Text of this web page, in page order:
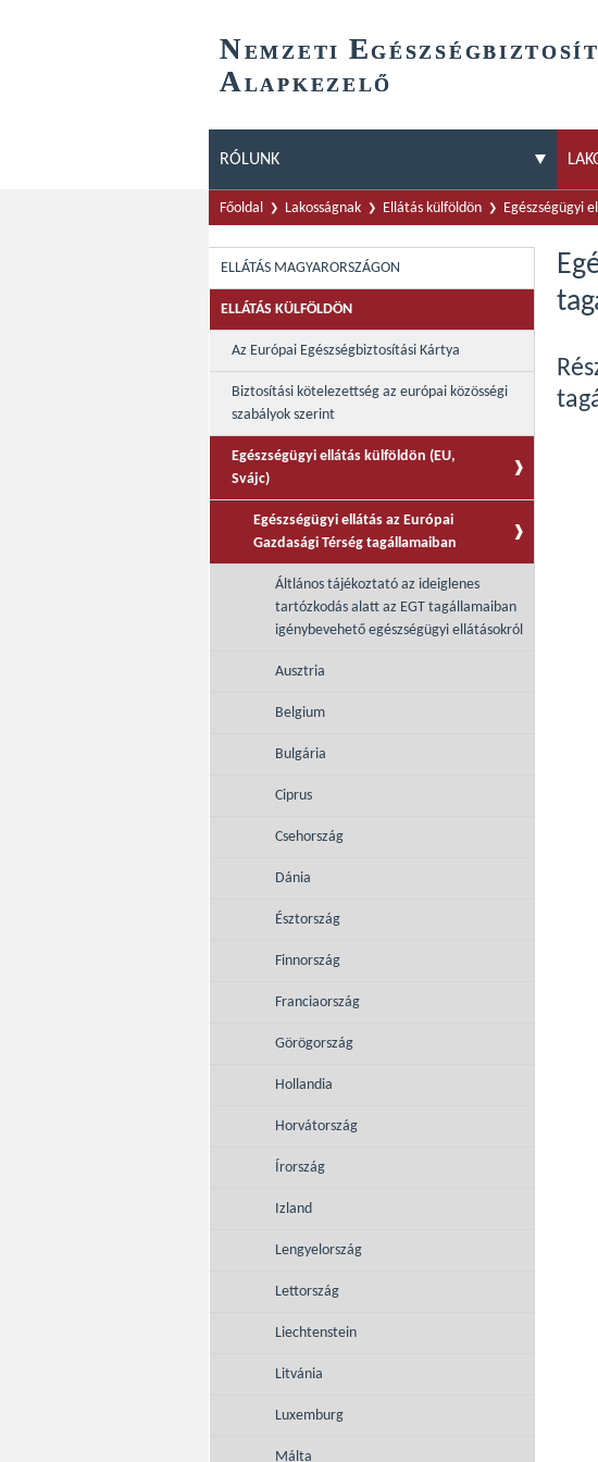
NEMZETI E
ALAPKEZELŐ
RÓLUNK
Főoldal Lakosságnak Ellátás külföldön Egészségügyi
ELLÁTÁS MAGYARORSZÁGON
ELLÁTÁS KÜLFÖLDÖN
Az Európai Egészségbiztosítási Kártya
Biztosítási kötelezettség az európai közösségi
szabályok szerint
Egészségügyi ellátás külföldön (EU,
Svájc)
Egészségügyi ellátás az Európai
Gazdasági Térség tagállamaiban
Áltlános tájékoztató az ideiglenes
tartózkodás alatt az EGT tagállamaiban
igénybevehető egészségügyi ellátásokról
Ausztria
Belgium
Bulgária
Ciprus
Csehország
Dánia
Észtország
Finnország
Franciaország
Görögország
Hollandia
Horvátország
Írország
Izland
Lengyelország
Lettország
Liechtenstein
Litvánia
Luxemburg
Málta